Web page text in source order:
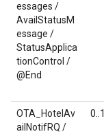
essages /
AvailStatusM
essage /
StatusApplica
tionControl /
@End
OTA_HotelAv
ailNotifRQ /
0..1